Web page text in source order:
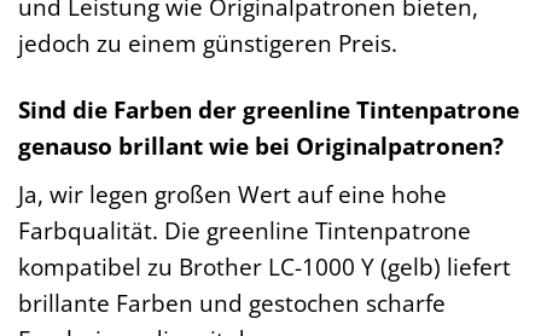
und Leistung wie Originalpatronen bieten,
jedoch zu einem günstigeren Preis.
Sind die Farben der greenline Tintenpatrone
genauso brillant wie bei Originalpatronen?
Ja, wir legen großen Wert auf eine hohe
Farbqualität. Die greenline Tintenpatrone
kompatibel zu Brother LC-1000 Y (gelb) liefert
brillante Farben und gestochen scharfe